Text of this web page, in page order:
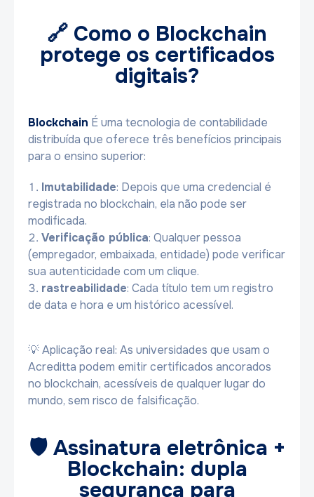
🔗 Como o Blockchain
protege os certificados
digitais?
Blockchain É uma tecnologia de contabilidade
distribuída que oferece três benefícios principais
para o ensino superior:
Imutabilidade: Depois que uma credencial é
registrada no blockchain, ela não pode ser
modificada.
Verificação pública: Qualquer pessoa
(empregador, embaixada, entidade) pode verificar
sua autenticidade com um clique.
rastreabilidade: Cada título tem um registro
de data e hora e um histórico acessível.
💡 Aplicação real: As universidades que usam o
Acreditta podem emitir certificados ancorados
no blockchain, acessíveis de qualquer lugar do
mundo, sem risco de falsificação.
🛡️ Assinatura eletrônica +
Blockchain: dupla
segurança para